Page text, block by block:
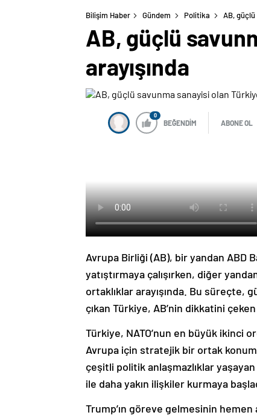
Bilişim Haber Gündem Politika AB,
AB, güçlü
arayışında
0
BEĞENDİM ABONE OL
Avrupa Birliği (AB), bir yandan ABD
yatıştırmaya çalışırken, diğer
ortaklıklar arayışında. Bu süreçte,
çıkan Türkiye, AB’nin dikkatini
Türkiye, NATO’nun en büyük ikinci
Avrupa için stratejik bir ortak
çeşitli politik anlaşmazlıklar
ile daha yakın ilişkiler kurmaya
Trump’ın göreve gelmesinin hemen